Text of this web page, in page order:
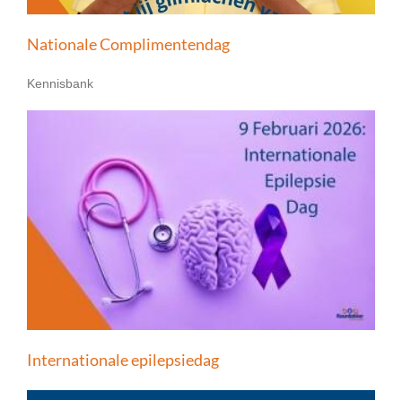
Nationale Complimentendag
Kennisbank
Internationale epilepsiedag